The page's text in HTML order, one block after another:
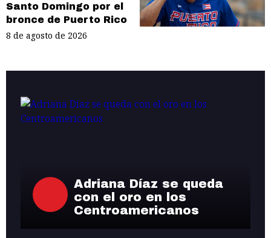
Santo Domingo por el
bronce de Puerto Rico
8 de agosto de 2026
Adriana Díaz se queda
con el oro en los
Centroamericanos